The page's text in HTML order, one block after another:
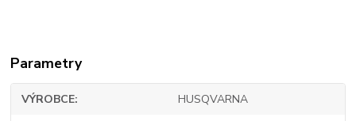
Parametry
VÝROBCE HUSQVARNA